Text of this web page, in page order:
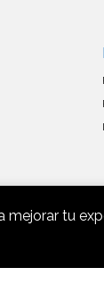
mejorar tu